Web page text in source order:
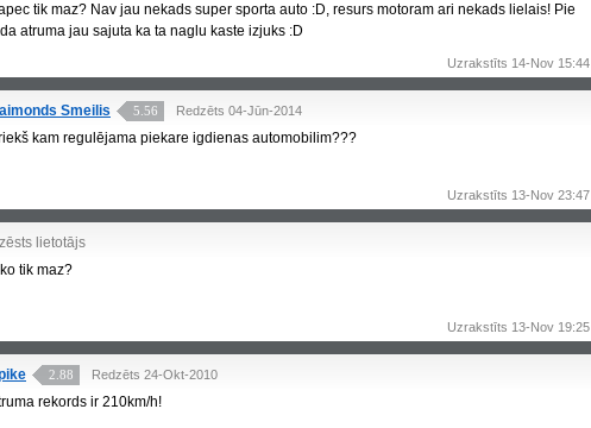
tik maz? Nav jau nekads super sporta auto :D, resurs motoram ari nekads lielais! Pie
atruma jau sajuta ka ta naglu kaste izjuks :D
Uzrakstīts 14-Nov 15:44
Smeilis 5.56 Redzēts 04-Jūn-2014
kam regulējama piekare igdienas automobilim???
Uzrakstīts 13-Nov 23:47
lietotājs
tik maz?
Uzrakstīts 13-Nov 19:25
2.88 Redzēts 24-Okt-2010
rekords ir 210km/h!